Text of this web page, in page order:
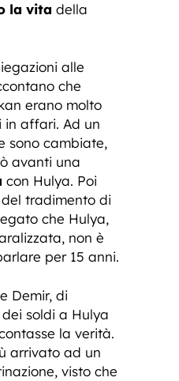
la vita della
alle
che
erano molto
in affari. Ad un
sono cambiate,
avanti una
con Hulya. Poi
tradimento di
che Hulya,
non è
per 15 anni.
Demir, di
soldi a Hulya
la verità.
arrivato ad un
visto che